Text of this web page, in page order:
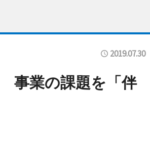
2019.07.30
事業の課題を「伴